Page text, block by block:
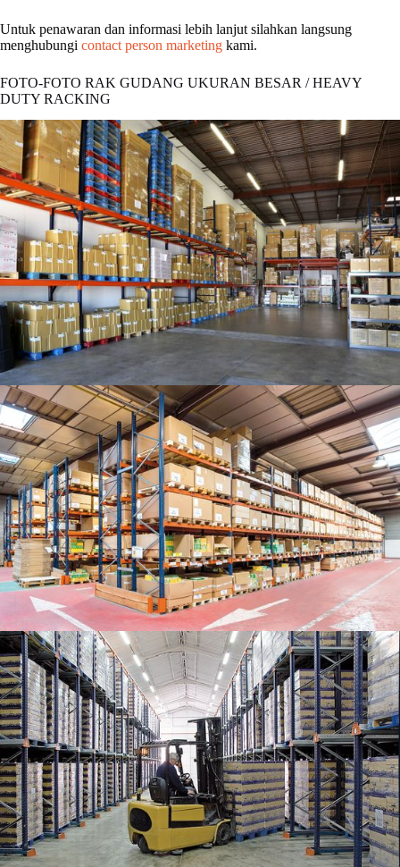
Untuk penawaran dan informasi lebih lanjut silahkan langsung
menghubungi contact person marketing kami.
FOTO-FOTO RAK GUDANG UKURAN BESAR / HEAVY
DUTY RACKING